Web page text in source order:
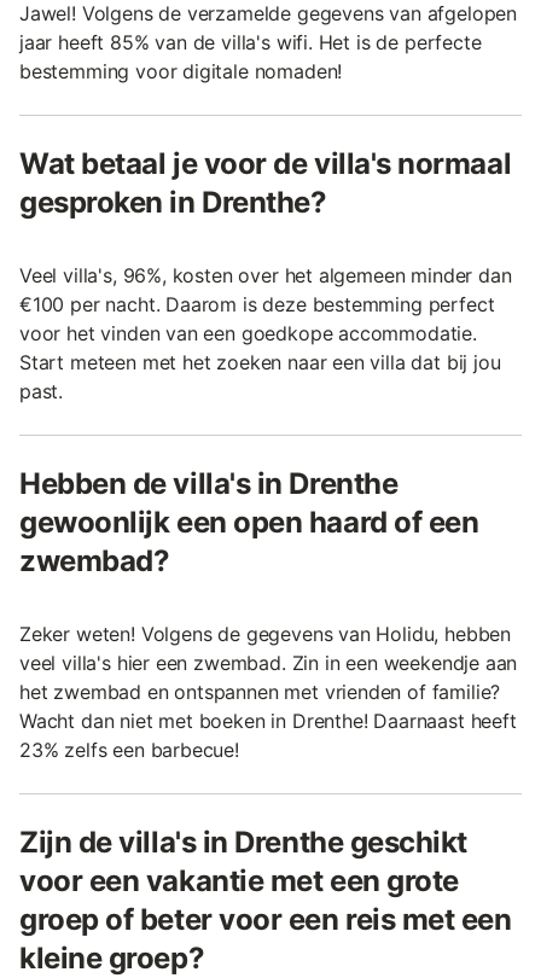
Jawel! Volgens de verzamelde gegevens van afgelopen
jaar heeft 85% van de villa's wifi. Het is de perfecte
bestemming voor digitale nomaden!
Wat betaal je voor de villa's normaal
gesproken in Drenthe?
Veel villa's, 96%, kosten over het algemeen minder dan
€100 per nacht. Daarom is deze bestemming perfect
voor het vinden van een goedkope accommodatie.
Start meteen met het zoeken naar een villa dat bij jou
past.
Hebben de villa's in Drenthe
gewoonlijk een open haard of een
zwembad?
Zeker weten! Volgens de gegevens van Holidu, hebben
veel villa's hier een zwembad. Zin in een weekendje aan
het zwembad en ontspannen met vrienden of familie?
Wacht dan niet met boeken in Drenthe! Daarnaast heeft
23% zelfs een barbecue!
Zijn de villa's in Drenthe geschikt
voor een vakantie met een grote
groep of beter voor een reis met een
kleine groep?